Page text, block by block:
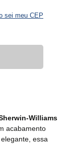
sei meu CEP
Williams
acabamento
essa